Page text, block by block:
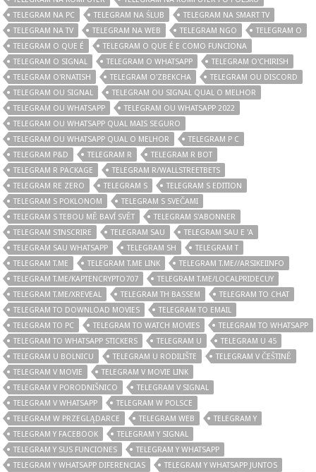
TELEGRAM NA PC
TELEGRAM NA ŚLUB
TELEGRAM NA SMART TV
TELEGRAM NA TV
TELEGRAM NA WEB TELEGRAM NGO
TELEGRAM O
TELEGRAM O QUE É
TELEGRAM O QUE É E COMO FUNCIONA
TELEGRAM O SIGNAL
TELEGRAM O WHATSAPP
TELEGRAM O'CHIRISH
TELEGRAM O'RNATISH
TELEGRAM O'ZBEKCHA
TELEGRAM OU DISCORD
TELEGRAM OU SIGNAL
TELEGRAM OU SIGNAL QUAL O MELHOR
TELEGRAM OU WHATSAPP
TELEGRAM OU WHATSAPP 2022
TELEGRAM OU WHATSAPP QUAL MAIS SEGURO
TELEGRAM OU WHATSAPP QUAL O MELHOR
TELEGRAM P C
TELEGRAM P&D
TELEGRAM R
TELEGRAM R BOT
TELEGRAM R PACKAGE
TELEGRAM R/WALLSTREETBETS
TELEGRAM RE ZERO
TELEGRAM S
TELEGRAM S EDITION
TELEGRAM S POKLONOM
TELEGRAM S SVEČAMI
TELEGRAM S TEBOU MĚ BAVÍ SVĚT
TELEGRAM S'ABONNER
TELEGRAM S'INSCRIRE
TELEGRAM SAU
TELEGRAM SAU E 'A
TELEGRAM SAU WHATSAPP
TELEGRAM SH
TELEGRAM T
TELEGRAM T.ME
TELEGRAM T.ME LINK
TELEGRAM T.ME//ARSIKEIINFO
TELEGRAM T.ME/KAPTENCRYPTO707
TELEGRAM T.ME/LOCALPRIDECUY
TELEGRAM T.ME/XREVEAL
TELEGRAM TH BASSEM
TELEGRAM TO CHAT
TELEGRAM TO DOWNLOAD MOVIES
TELEGRAM TO EMAIL
TELEGRAM TO PC
TELEGRAM TO WATCH MOVIES
TELEGRAM TO WHATSAPP
TELEGRAM TO WHATSAPP STICKERS
TELEGRAM U
TELEGRAM U 45
TELEGRAM U BOLNICU
TELEGRAM U RODILIŠTE
TELEGRAM V ČEŠTINĚ
TELEGRAM V MOVIE
TELEGRAM V MOVIE LINK
TELEGRAM V PORODNIŠNICO
TELEGRAM V SIGNAL
TELEGRAM V WHATSAPP
TELEGRAM W POLSCE
TELEGRAM W PRZEGLĄDARCE
TELEGRAM WEB
TELEGRAM Y
TELEGRAM Y FACEBOOK
TELEGRAM Y SIGNAL
TELEGRAM Y SUS FUNCIONES
TELEGRAM Y WHATSAPP
TELEGRAM Y WHATSAPP DIFERENCIAS
TELEGRAM Y WHATSAPP JUNTOS